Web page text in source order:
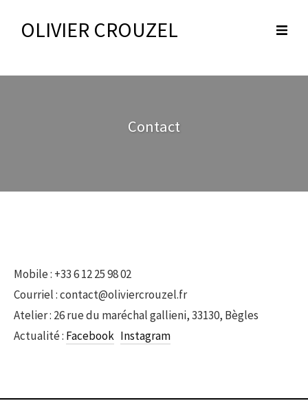
OLIVIER CROUZEL
Contact
Mobile : +33 6 12 25 98 02
Courriel : contact@oliviercrouzel.fr
Atelier : 26 rue du maréchal gallieni, 33130, Bègles
Actualité : Facebook Instagram